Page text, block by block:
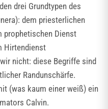
drei Grundtypen des
dem priesterlichen
prophetischen Dienst
Hirtendienst
nicht: diese Begriffe sind
Randunschärfe.
(was kaum einer weiß) ein
Calvin.